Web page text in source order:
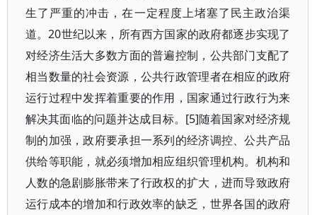
生了严重的冲击，在一定程度上堵塞了民主政治渠
道。20世纪以来，所有西方国家的政府都逐步实现了
对经济生活大多数方面的普遍控制，公共部门支配了
相当数量的社会资源，公共行政管理者在相应的政府
运行过程中发挥着重要的作用，国家通过行政行为来
解决其面临的问题并达成目标。[5]随着国家对经济规
制的加强，政府要承担一系列的经济调控、公共产品
供给等职能，就必须增加相应组织管理机构。机构和
人数的急剧膨胀带来了行政权的扩大，进而导致政府
运行成本的增加和行政效率的缺乏，世界各国的政府